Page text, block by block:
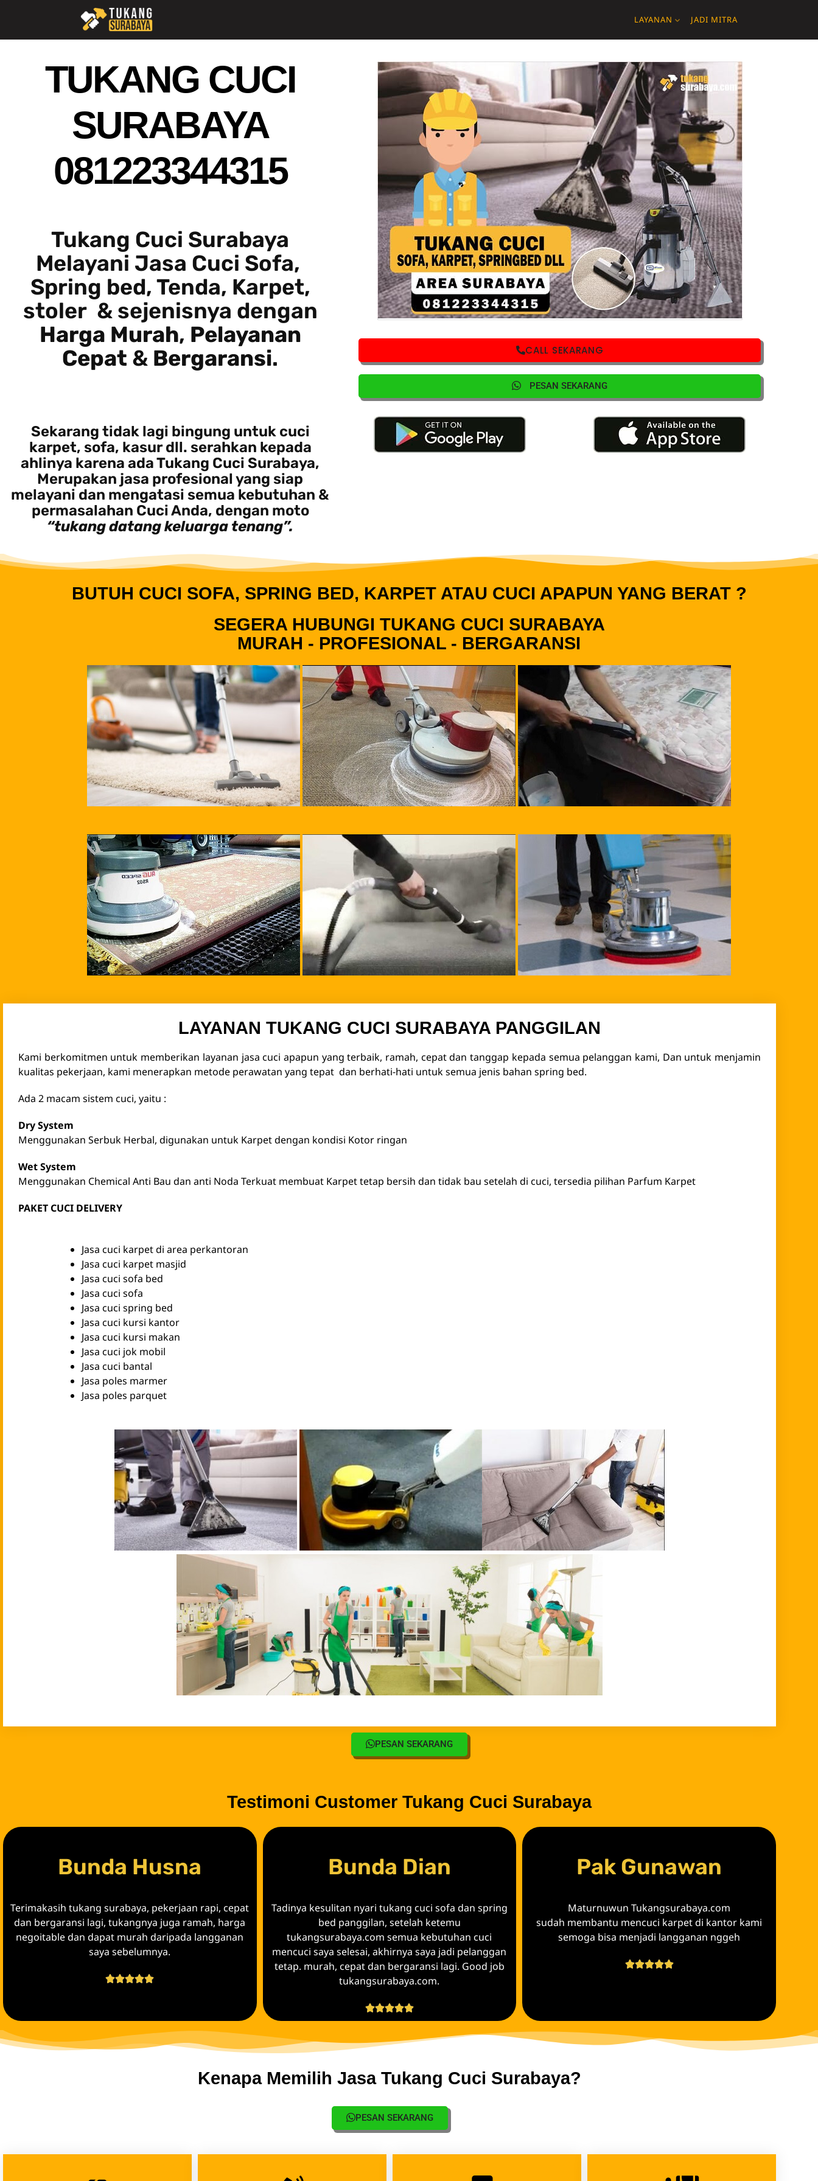
LAYANAN JADI MITRA
TUKANG CUCI
SURABAYA
081223344315
Tukang Cuci Surabaya
Melayani Jasa Cuci Sofa,
Spring bed, Tenda, Karpet,
stoler & sejenisnya dengan
Harga Murah, Pelayanan
Cepat & Bergaransi.
Sekarang tidak lagi bingung untuk cuci
karpet, sofa, kasur dll. serahkan kepada
ahlinya karena ada Tukang Cuci Surabaya,
Merupakan jasa profesional yang siap
melayani dan mengatasi semua kebutuhan &
permasalahan Cuci Anda, dengan moto
“tukang datang keluarga tenang”.
CALL SEKARANG
PESAN SEKARANG
BUTUH CUCI SOFA, SPRING BED, KARPET ATAU CUCI APAPUN YANG BERAT ?
SEGERA HUBUNGI TUKANG CUCI SURABAYA
MURAH - PROFESIONAL - BERGARANSI
LAYANAN TUKANG CUCI SURABAYA PANGGILAN
Kami berkomitmen untuk memberikan layanan jasa cuci apapun yang terbaik, ramah, cepat dan tanggap kepada semua pelanggan kami, Dan untuk menjamin
kualitas pekerjaan, kami menerapkan metode perawatan yang tepat dan berhati-hati untuk semua jenis bahan spring bed.
Ada 2 macam sistem cuci, yaitu :
Dry System
Menggunakan Serbuk Herbal, digunakan untuk Karpet dengan kondisi Kotor ringan
Wet System
Menggunakan Chemical Anti Bau dan anti Noda Terkuat membuat Karpet tetap bersih dan tidak bau setelah di cuci, tersedia pilihan Parfum Karpet
PAKET CUCI DELIVERY
Jasa cuci karpet di area perkantoran
Jasa cuci karpet masjid
Jasa cuci sofa bed
Jasa cuci sofa
Jasa cuci spring bed
Jasa cuci kursi kantor
Jasa cuci kursi makan
Jasa cuci jok mobil
Jasa cuci bantal
Jasa poles marmer
Jasa poles parquet
PESAN SEKARANG
Testimoni Customer Tukang Cuci Surabaya
Bunda Husna
Terimakasih tukang surabaya, pekerjaan rapi, cepat
dan bergaransi lagi, tukangnya juga ramah, harga
negoitable dan dapat murah daripada langganan
saya sebelumnya.

Bunda Dian
Tadinya kesulitan nyari tukang cuci sofa dan spring
bed panggilan, setelah ketemu
tukangsurabaya.com semua kebutuhan cuci
mencuci saya selesai, akhirnya saya jadi pelanggan
tetap. murah, cepat dan bergaransi lagi. Good job
tukangsurabaya.com.

Pak Gunawan
Maturnuwun Tukangsurabaya.com
sudah membantu mencuci karpet di kantor kami
semoga bisa menjadi langganan nggeh

Kenapa Memilih Jasa Tukang Cuci Surabaya?
PESAN SEKARANG